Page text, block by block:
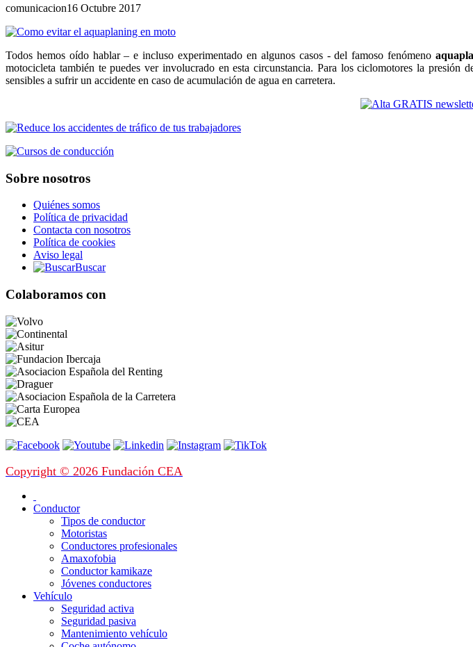
comunicacion16 Octubre 2017
Todos hemos oído hablar – e incluso experimentado en algunos casos - del famoso fenómeno
motocicleta también te puedes ver involucrado en esta circunstancia. Para los ciclomotores la presión
sensibles a sufrir un accidente en caso de acumulación de agua en carretera.
Sobre nosotros
Quiénes somos
Política de privacidad
Contacta con nosotros
Política de cookies
Aviso legal
Buscar
Colaboramos con
Copyright © 2026 Fundación CEA
Conductor
Tipos de conductor
Motoristas
Conductores profesionales
Amaxofobia
Conductor kamikaze
Jóvenes conductores
Vehículo
Seguridad activa
Seguridad pasiva
Mantenimiento vehículo